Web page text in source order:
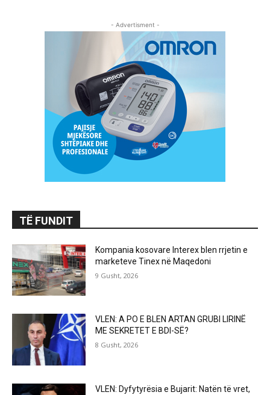
- Advertisment -
TË FUNDIT
Kompania kosovare Interex blen rrjetin e
marketeve Tinex në Maqedoni
9 Gusht, 2026
VLEN: A PO E BLEN ARTAN GRUBI LIRINË
ME SEKRETET E BDI-SË?
8 Gusht, 2026
VLEN: Dyfytyrësia e Bujarit: Natën të vret,